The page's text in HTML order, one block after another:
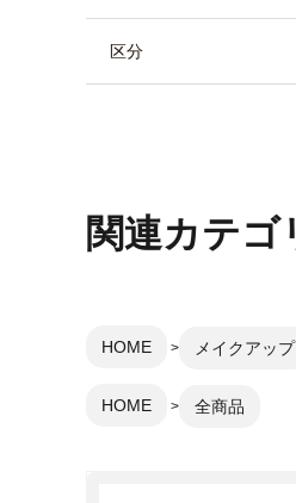
区分
関連カテゴ
HOME メイクアップ
HOME 全商品